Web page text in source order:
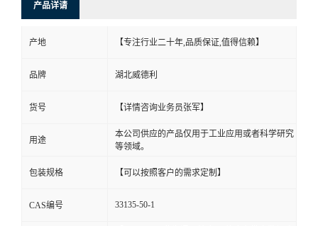
产品详请
产地 【专注行业二十年,品质保证,值得信赖】
品牌 湖北威德利
货号 【详情咨询业务员张军】
用途
本公司供应的产品仅用于工业应用或者科学研究
等领域。
包装规格 【可以按照客户的需求定制】
CAS编号 33135-50-1